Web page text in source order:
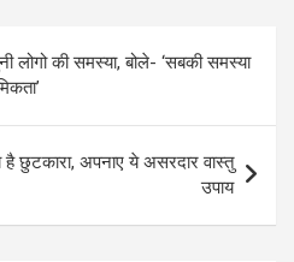
लोगो की समस्या, बोले- ‘सबकी समस्या
छुटकारा, अपनाए ये असरदार वास्तु
उपाय